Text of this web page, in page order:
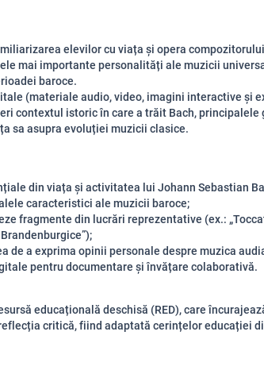
elevilor cu viața și opera compozitorului
mai importante personalități ale muzicii
baroce.
(materiale audio, video, imagini interactive și
contextul istoric în care a trăit Bach, principalele
sa asupra evoluției muzicii clasice.
din viața și activitatea lui Johann Sebastian
caracteristici ale muzicii baroce;
fragmente din lucrări reprezentative (ex.:
de a exprima opinii personale despre muzica
pentru documentare și învățare colaborativă.
educațională deschisă (RED), care
critică, fiind adaptată cerințelor educației